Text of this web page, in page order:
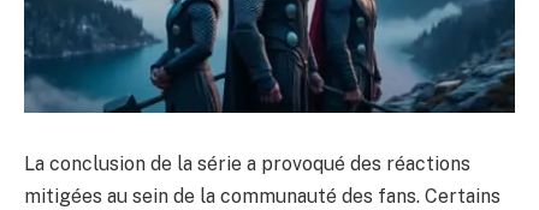
La conclusion de la série a provoqué des réactions
mitigées au sein de la communauté des fans. Certains